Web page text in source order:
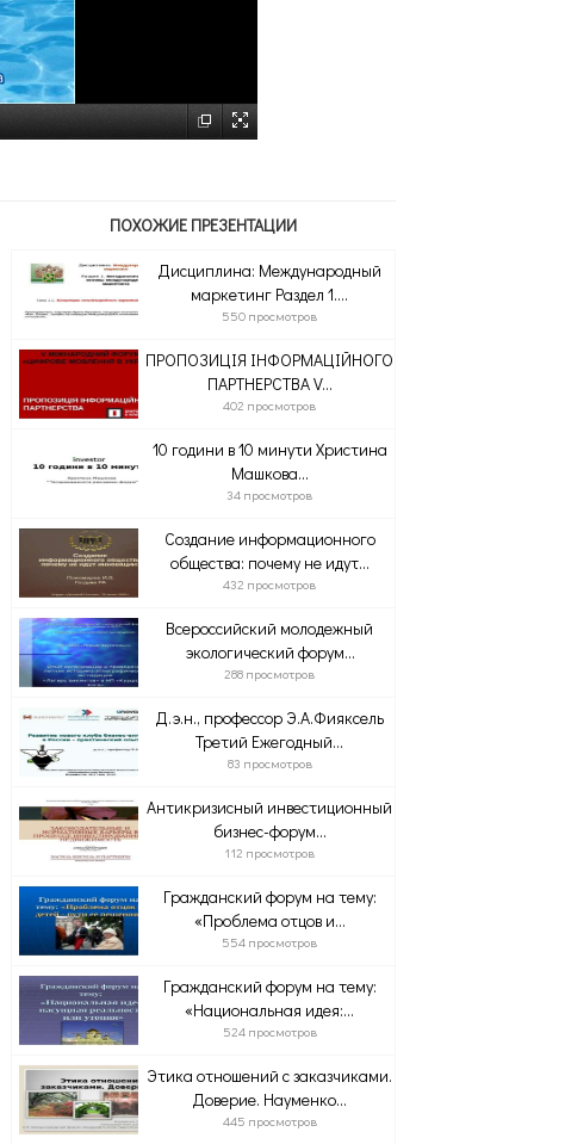
ПОХОЖИЕ ПРЕЗЕНТАЦИИ
Дисциплина: Международный
маркетинг Раздел 1....
550 просмотров
ПРОПОЗИЦІЯ ІНФОРМАЦІЙНОГО
ПАРТНЕРСТВА V...
402 просмотров
10 години в 10 минути Христина
Машкова...
34 просмотров
Создание информационного
общества: почему не идут...
432 просмотров
Всероссийский молодежный
экологический форум...
288 просмотров
Д.э.н., профессор Э.А.Фияксель
Третий Ежегодный...
83 просмотров
Антикризисный инвестиционный
бизнес-форум...
112 просмотров
Гражданский форум на тему:
«Проблема отцов и...
554 просмотров
Гражданский форум на тему:
«Национальная идея:...
524 просмотров
Этика отношений с заказчиками.
Доверие. Науменко...
445 просмотров